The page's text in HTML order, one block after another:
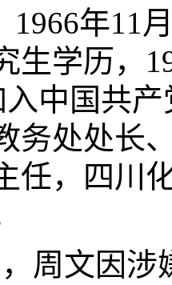
1966年11
生学历，
入中国共
务处处长
任，四川
周文因